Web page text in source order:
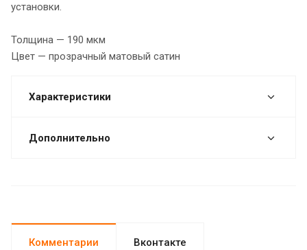
установки.
Толщина — 190 мкм
Цвет — прозрачный матовый сатин
Характеристики
Дополнительно
Комментарии Вконтакте